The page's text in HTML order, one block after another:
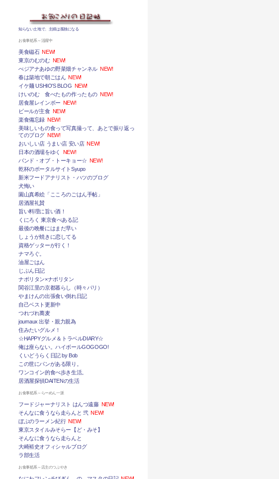
知らない土地で、主婦は孤独になる
お食事処系～活躍中
美食磁石 NEW!
東京のむのむ NEW!
べジアナあゆの野菜畑チャンネル NEW!
春は築地で朝ごはん NEW!
イケ麺 USHIO'S BLOG NEW!
けいのむ 食べたもの作ったもの NEW!
居食屋レインボー NEW!
ビールが主食 NEW!
楽食備忘録 NEW!
美味しいもの食って写真撮って、あとで振り返っ
てのブログ NEW!
おいしい店 うまい店 安い店 NEW!
日本の酒場をゆく
NEW!
バンド・オブ・トーキョー☆ NEW!
乾杯のポータルサイトSyupo
新米フードアナリスト・ハツのブログ
犬悔い
園山真希絵「こころのごはん手帖」
居酒屋礼賛
旨い料理に旨い酒！
くにろく 東京食べある記
最後の晩餐にはまだ早い
しょうが焼きに恋してる
資格ゲッターが行く！
ナマろぐ。
油屋ごはん
じぶん日記
ナポリタン×ナポリタン
関谷江里の京都暮らし（時々パリ）
やまけんの出張食い倒れ日記
自己ベスト更新中
つれづれ蕎麦
journaux 出挙・親力親為
住みたいグルメ！
☆HAPPYグルメ＆トラベルDIARY☆
俺は座らない。ハイボールGOGOGO!
くいどうらく日記 by Bob
この世にパンがある限り。
ワンコイン的食べ歩き生活。
居酒屋探偵DAITENの生活
お食事処系～らーめん一派
フードジャーナリスト はんつ遠藤 NEW!
そんなに食うなら走らんと 弐 NEW!
ぼぶのラーメン紀行 NEW!
東京スタイルみそらー【ど・みそ】
そんなに食うなら走らんと
大崎裕史オフィシャルブログ
ラ部生活
お食事処系～店主のつぶやき